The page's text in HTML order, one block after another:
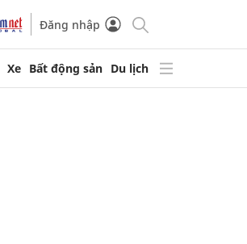
Đăng nhập
Xe Bất động sản Du lịch